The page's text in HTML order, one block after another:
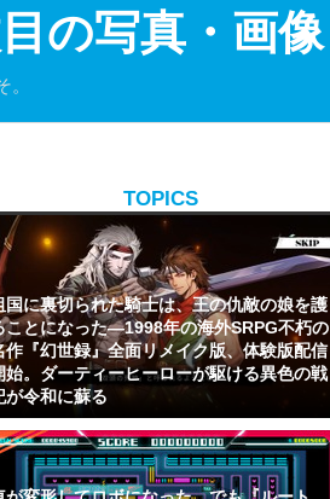
の写真・画像
TOPICS
国に裏切られた騎士は、王の仇敵の娘を護
ことになった―1998年の海外SRPG不朽の
作『幻世録』全面リメイク版、体験版配信
始。ダーティーヒーローが駆ける異色の戦
が令和に蘇る